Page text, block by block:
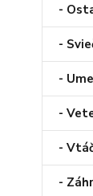
-
-
-
-
-
-